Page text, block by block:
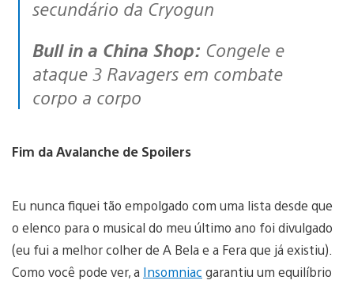
secundário da Cryogun
Bull in a China Shop: Congele e
ataque 3 Ravagers em combate
corpo a corpo
Fim da Avalanche de Spoilers
Eu nunca fiquei tão empolgado com uma lista desde que
o elenco para o musical do meu último ano foi divulgado
(eu fui a melhor colher de A Bela e a Fera que já existiu).
Como você pode ver, a Insomniac garantiu um equilíbrio